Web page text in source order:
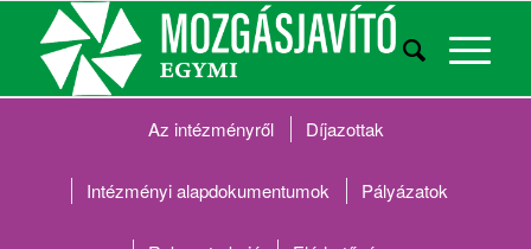
Az intézményről Díjazottak
Intézményi alapdokumentumok Pályázatok